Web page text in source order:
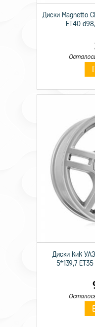
Диски Magnetto
ET40
Диски КиК
5*139,7